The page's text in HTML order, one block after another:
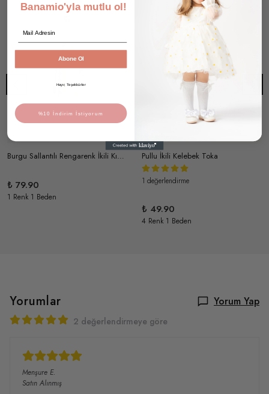
Burgu Sallantılı Rengarenk İkili Kız Çocuk Toka Seti
₺ 79.90
1 Renk 1 Beden
Pullu İkili Kelebek Toka
1 değerlendirme
₺ 49.90
4 Renk 1 Beden
Yorumlar Yorum Yap
2 değerlendirmeye göre
Menşure E.
Satın Alınmış
Banamio'yla mutlu ol!
Abone Ol
Hayır, Teşekkürler
%10 İndirim İstiyorum